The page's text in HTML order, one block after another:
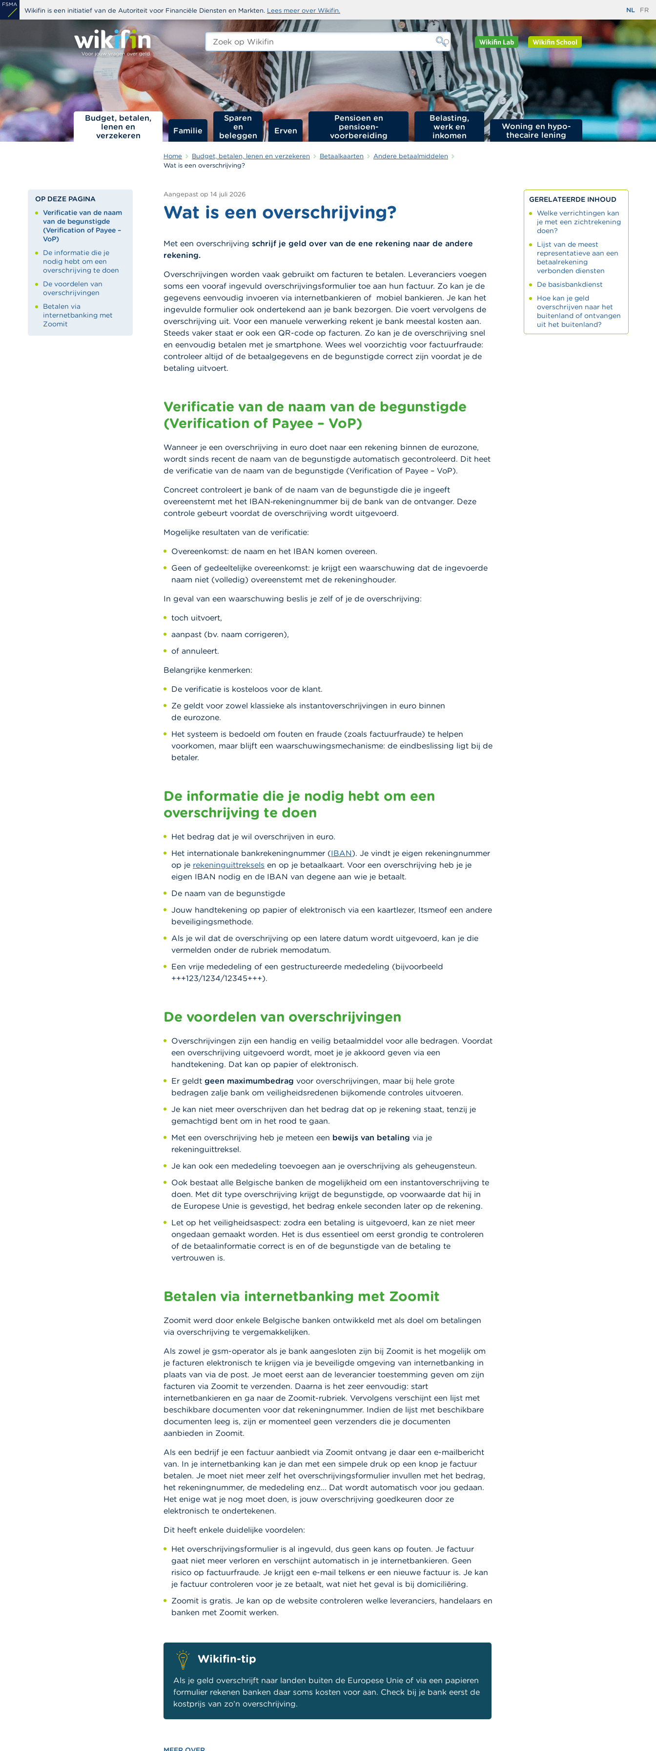
Overslaan
en
inhoud
gaan
Wikifin is een initiatief van de Autoriteit voor Financiële Diensten en Markten. Lees meer over Wikifin. NL FR
Zoeken
edit-
Budget, betalen,
lenen en
verzekeren
Familie
Sparen
en
beleggen
Erven
Pensioen en
pensioen­
voorbereiding
Belasting,
werk en
inkomen
Woning en hypo­
thecaire lening
Home Budget, betalen, lenen en verzekeren Betaalkaarten
Andere betaalmiddelen
Wat is een overschrijving?
Aangepast op 14 juli 2026
Wat is een overschrijving?
Met een overschrijving schrijf je geld over van de ene rekening naar de andere
rekening.
Overschrijvingen worden vaak gebruikt om facturen te betalen. Leveranciers voegen
soms een vooraf ingevuld overschrijvingsformulier toe aan hun factuur. Zo kan je de
gegevens eenvoudig invoeren via internetbankieren of mobiel bankieren. Je kan het
ingevulde formulier ook ondertekend aan je bank bezorgen. Die voert vervolgens de
overschrijving uit. Voor een manuele verwerking rekent je bank meestal kosten aan.
Steeds vaker staat er ook een QR-code op facturen. Zo kan je de overschrijving snel
en eenvoudig betalen met je smartphone. Wees wel voorzichtig voor factuurfraude:
controleer altijd of de betaalgegevens en de begunstigde correct zijn voordat je de
betaling uitvoert.
OP DEZE PAGINA
Verificatie van de naam
van de begunstigde
(Verification of Payee –
VoP)
De informatie die je
nodig hebt om een
overschrijving te doen
De voordelen van
overschrijvingen
Betalen via
internetbanking met
Zoomit
Verificatie van de naam van de begunstigde
(Verification of Payee – VoP)
Wanneer je een overschrijving in euro doet naar een rekening binnen de eurozone,
wordt sinds recent de naam van de begunstigde automatisch gecontroleerd. Dit heet
de verificatie van de naam van de begunstigde (Verification of Payee – VoP).
Concreet controleert je bank of de naam van de begunstigde die je ingeeft
overeenstemt met het IBAN‑rekeningnummer bij de bank van de ontvanger. Deze
controle gebeurt voordat de overschrijving wordt uitgevoerd.
Mogelijke resultaten van de verificatie:
Overeenkomst: de naam en het IBAN komen overeen.
Geen of gedeeltelijke overeenkomst: je krijgt een waarschuwing dat de ingevoerde
naam niet (volledig) overeenstemt met de rekeninghouder.
In geval van een waarschuwing beslis je zelf of je de overschrijving:
toch uitvoert,
aanpast (bv. naam corrigeren),
of annuleert.
Belangrijke kenmerken:
De verificatie is kosteloos voor de klant.
Ze geldt voor zowel klassieke als instantoverschrijvingen in euro binnen
de eurozone.
Het systeem is bedoeld om fouten en fraude (zoals factuurfraude) te helpen
voorkomen, maar blijft een waarschuwingsmechanisme: de eindbeslissing ligt bij de
betaler.
De informatie die je nodig hebt om een
overschrijving te doen
Het bedrag dat je wil overschrijven in euro.
Het internationale bankrekeningnummer (IBAN). Je vindt je eigen rekeningnummer
op je rekeninguittreksels en op je betaalkaart. Voor een overschrijving heb je je
eigen IBAN nodig en de IBAN van degene aan wie je betaalt.
De naam van de begunstigde
Jouw handtekening op papier of elektronisch via een kaartlezer, Itsmeof een andere
beveiligingsmethode.
Als je wil dat de overschrijving op een latere datum wordt uitgevoerd, kan je die
vermelden onder de rubriek memodatum.
Een vrije mededeling of een gestructureerde mededeling (bijvoorbeeld
+++123/1234/12345+++).
De voordelen van overschrijvingen
Overschrijvingen zijn een handig en veilig betaalmiddel voor alle bedragen. Voordat
een overschrijving uitgevoerd wordt, moet je je akkoord geven via een
handtekening. Dat kan op papier of elektronisch.
Er geldt geen maximumbedrag voor overschrijvingen, maar bij hele grote
bedragen zalje bank om veiligheidsredenen bijkomende controles uitvoeren.
Je kan niet meer overschrijven dan het bedrag dat op je rekening staat, tenzij je
gemachtigd bent om in het rood te gaan.
Met een overschrijving heb je meteen een bewijs van betaling via je
rekeninguittreksel.
Je kan ook een mededeling toevoegen aan je overschrijving als geheugensteun.
Ook bestaat alle Belgische banken de mogelijkheid om een instantoverschrijving te
doen. Met dit type overschrijving krijgt de begunstigde, op voorwaarde dat hij in
de Europese Unie is gevestigd, het bedrag enkele seconden later op de rekening.
Let op het veiligheidsaspect: zodra een betaling is uitgevoerd, kan ze niet meer
ongedaan gemaakt worden. Het is dus essentieel om eerst grondig te controleren
of de betaalinformatie correct is en of de begunstigde van de betaling te
vertrouwen is.
Betalen via internetbanking met Zoomit
Zoomit werd door enkele Belgische banken ontwikkeld met als doel om betalingen
via overschrijving te vergemakkelijken.
Als zowel je gsm-operator als je bank aangesloten zijn bij Zoomit is het mogelijk om
je facturen elektronisch te krijgen via je beveiligde omgeving van internetbanking in
plaats van via de post. Je moet eerst aan de leverancier toestemming geven om zijn
facturen via Zoomit te verzenden. Daarna is het zeer eenvoudig: start
internetbankieren en ga naar de Zoomit-rubriek. Vervolgens verschijnt een lijst met
beschikbare documenten voor dat rekeningnummer. Indien de lijst met beschikbare
documenten leeg is, zijn er momenteel geen verzenders die je documenten
aanbieden in Zoomit.
Als een bedrijf je een factuur aanbiedt via Zoomit ontvang je daar een e-mailbericht
van. In je internetbanking kan je dan met een simpele druk op een knop je factuur
betalen. Je moet niet meer zelf het overschrijvingsformulier invullen met het bedrag,
het rekeningnummer, de mededeling enz... Dat wordt automatisch voor jou gedaan.
Het enige wat je nog moet doen, is jouw overschrijving goedkeuren door ze
elektronisch te ondertekenen.
Dit heeft enkele duidelijke voordelen:
Het overschrijvingsformulier is al ingevuld, dus geen kans op fouten. Je factuur
gaat niet meer verloren en verschijnt automatisch in je internetbankieren. Geen
risico op factuurfraude. Je krijgt een e-mail telkens er een nieuwe factuur is. Je kan
je factuur controleren voor je ze betaalt, wat niet het geval is bij domiciliëring.
Zoomit is gratis. Je kan op de website controleren welke leveranciers, handelaars en
banken met Zoomit werken.
Wikifin-tip
Als je geld overschrijft naar landen buiten de Europese Unie of via een papieren
formulier rekenen banken daar soms kosten voor aan. Check bij je bank eerst de
kostprijs van zo’n overschrijving.
GERELATEERDE INHOUD
Welke verrichtingen kan
je met een zichtrekening
doen?
Lijst van de meest
representatieve aan een
betaalrekening
verbonden diensten
De basisbankdienst
Hoe kan je geld
overschrijven naar het
buitenland of ontvangen
uit het buitenland?